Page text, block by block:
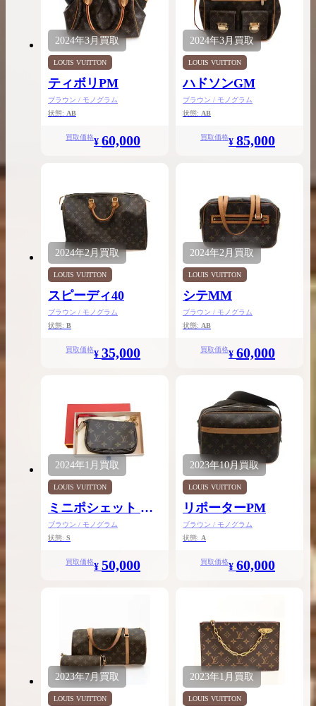
2024年3月買取
LOUIS VUITTON
ティボリPM
ブラウン / モノグラム
状態: AB
買取価格¥ 60,000
2024年3月買取
LOUIS VUITTON
ハドソンGM
ブラウン / モノグラム
状態: AB
買取価格¥ 85,000
2024年2月買取
LOUIS VUITTON
スピーディ40
ブラウン / モノグラム
状態: B
買取価格¥ 35,000
2024年2月買取
LOUIS VUITTON
シテMM
ブラウン / モノグラム
状態: AB
買取価格¥ 60,000
2024年1月 買取
LOUIS VUITTON
ミニポシェット ア
クセソワール
ブラウン / モノグラム
状態: S
買取価格¥ 50,000
2023年10月買取
LOUIS VUITTON
リポーターPM
ブラウン / モノグラム
状態: A
買取価格¥ 60,000
2023年7月買取
LOUIS VUITTON
2023年1月 買取
LOUIS VUITTON